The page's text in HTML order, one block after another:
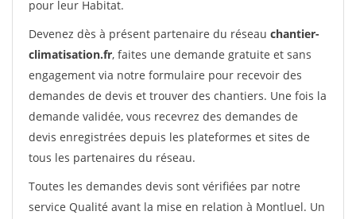
pour leur Habitat.
Devenez dès à présent partenaire du réseau chantier-
climatisation.fr, faites une demande gratuite et sans
engagement via notre formulaire pour recevoir des
demandes de devis et trouver des chantiers. Une fois la
demande validée, vous recevrez des demandes de
devis enregistrées depuis les plateformes et sites de
tous les partenaires du réseau.
Toutes les demandes devis sont vérifiées par notre
service Qualité avant la mise en relation à Montluel. Un